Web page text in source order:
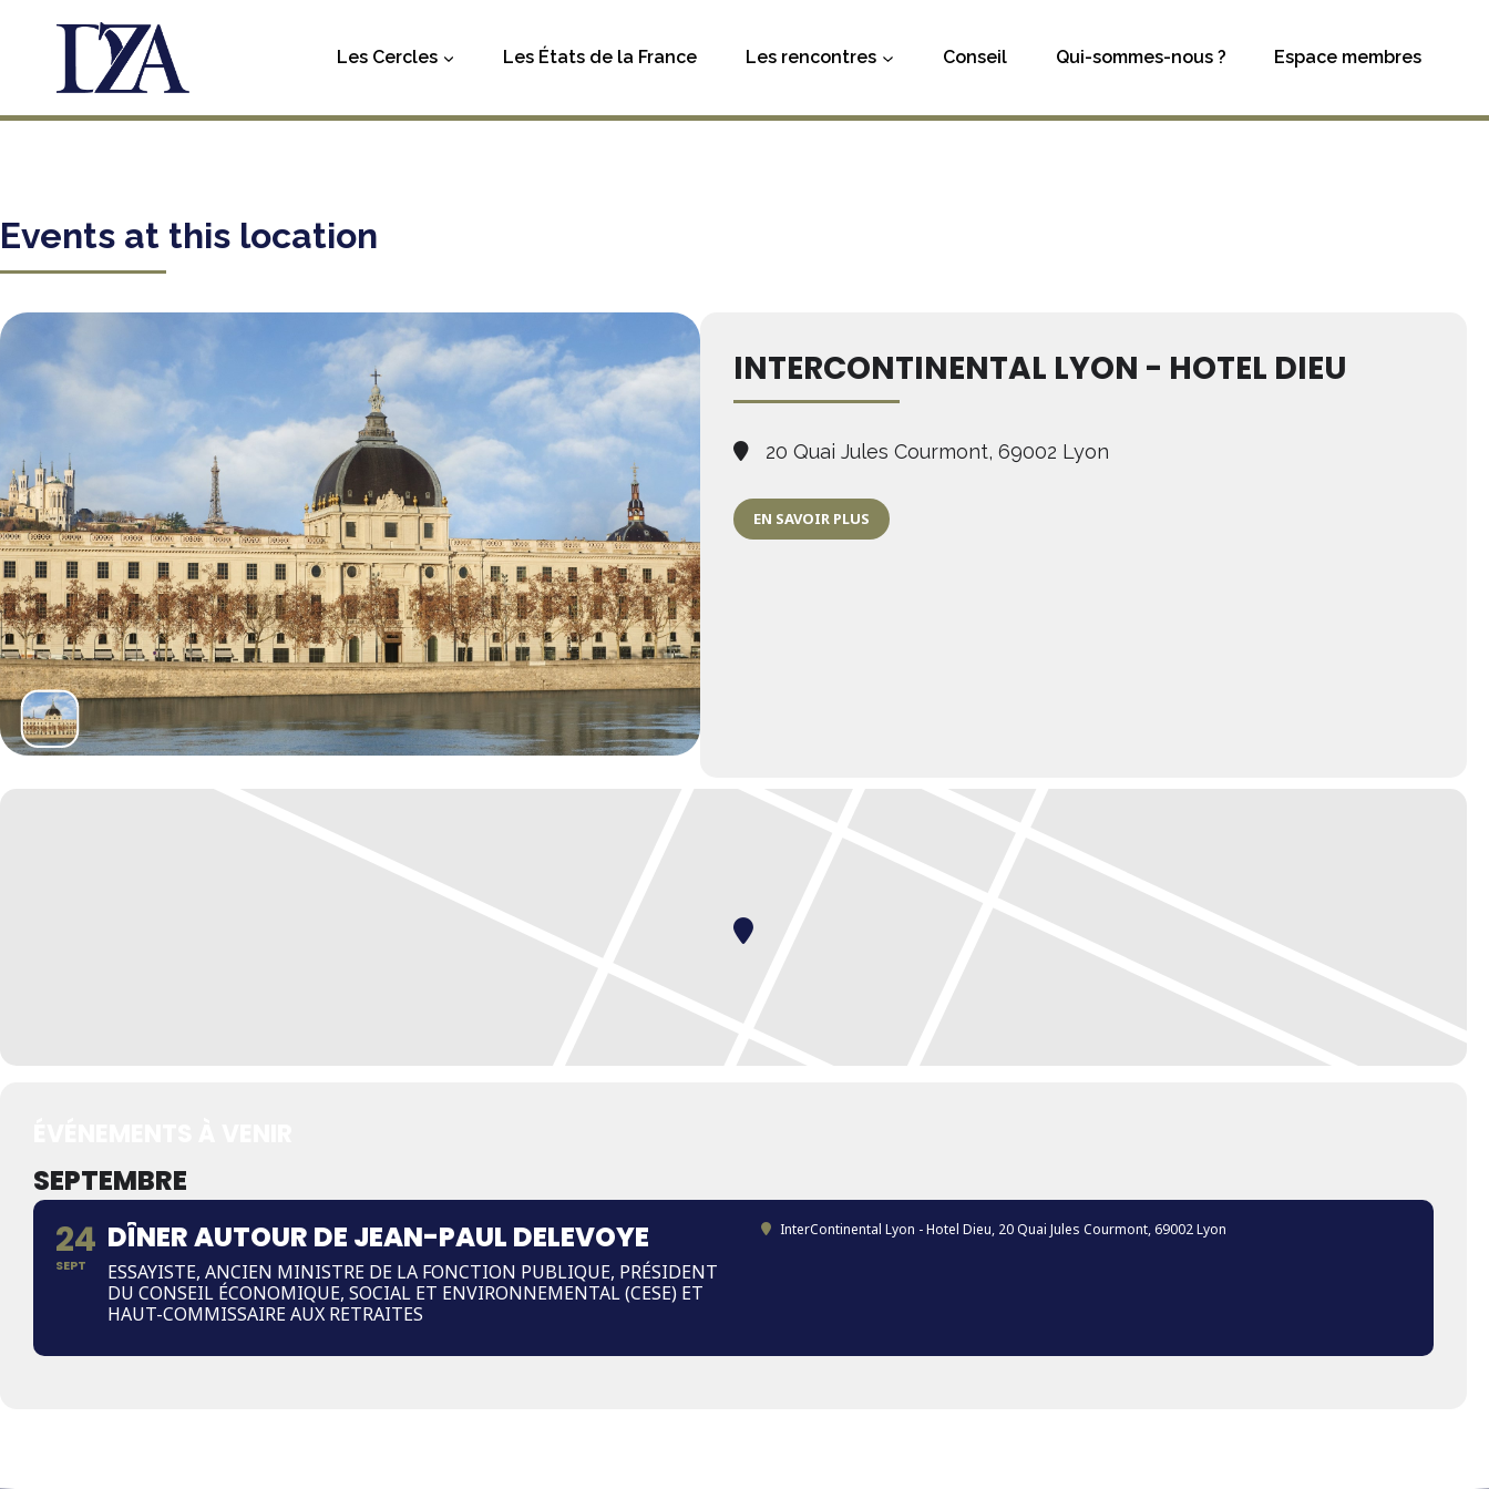
contenu
Les Cercles Les États de la France Les rencontres Conseil Qui-sommes-nous ? Espace membres
Events at this location
INTERCONTINENTAL LYON - HOTEL DIEU
20 Quai Jules Courmont, 69002 Lyon
EN SAVOIR PLUS
SEPTEMBRE
24
SEPT
DÎNER AUTOUR DE JEAN-PAUL DELEVOYE
ESSAYISTE, ANCIEN MINISTRE DE LA FONCTION PUBLIQUE, PRÉSIDENT
DU CONSEIL ÉCONOMIQUE, SOCIAL ET ENVIRONNEMENTAL (CESE) ET
HAUT-COMMISSAIRE AUX RETRAITES
InterContinental Lyon - Hotel Dieu, 20 Quai Jules Courmont, 69002 Lyon